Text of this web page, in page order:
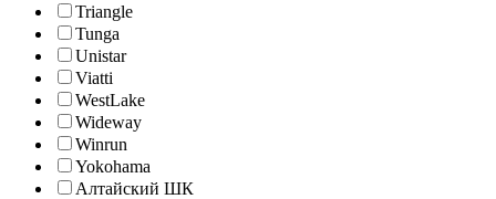
Triangle
Tunga
Unistar
Viatti
WestLake
Wideway
Winrun
Yokohama
Алтайский ШК